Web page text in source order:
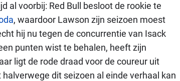
al voorbij: Red Bull besloot de rookie te
, waardoor Lawson zijn seizoen moest
hij nu tegen de concurrentie van Isack
punten wist te behalen, heeft zijn
ligt de rode draad voor de coureur uit
dit seizoen al einde verhaal kan